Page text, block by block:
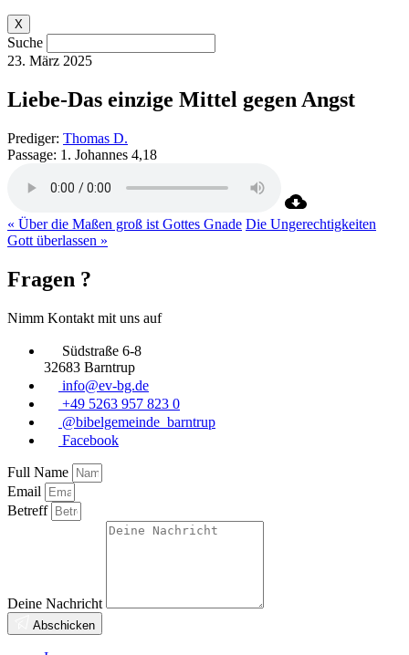
X
Suche
23. März 2025
Liebe-Das einzige Mittel gegen Angst
Prediger: Thomas D.
Passage: 1. Johannes 4,18
« Über die Maßen groß ist Gottes Gnade Die Ungerechtigkeiten
Gott überlassen »
Fragen ?
Nimm Kontakt mit uns auf
Südstraße 6-8
32683 Barntrup
info@ev-bg.de
+49 5263 957 823 0
@bibelgemeinde_barntrup
Facebook
Full Name
Email
Betreff
Deine Nachricht
Abschicken